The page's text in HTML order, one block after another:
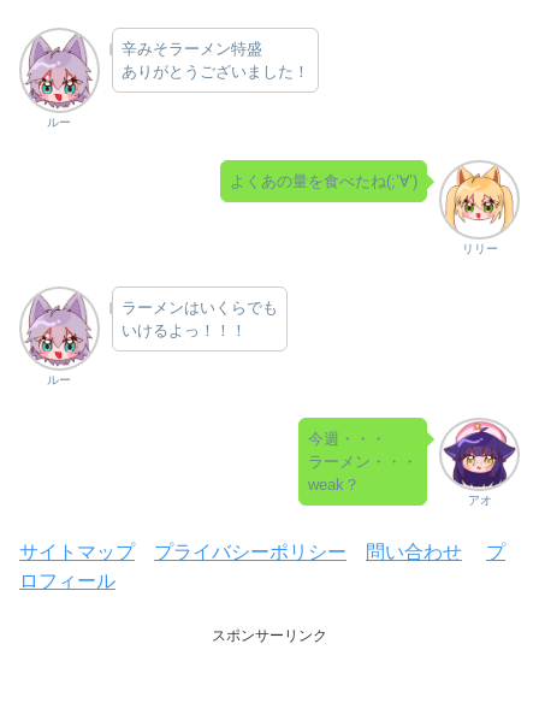
ルー
辛みそラーメン特盛
ありがとうございました！
リリー
よくあの量を食べたね(;’∀’)
ルー
ラーメンはいくらでも
いけるよっ！！！
アオ
今週・・・
ラーメン・・・
weak？
サイトマップ プライバシーポリシー 問い合わせ
プ
ロフィール
スポンサーリンク